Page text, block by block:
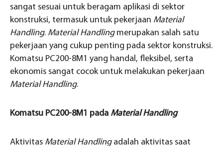
sangat sesuai untuk beragam aplikasi di sektor
konstruksi, termasuk untuk pekerjaan Material
Handling. Material Handling merupakan salah satu
pekerjaan yang cukup penting pada sektor konstruksi.
Komatsu PC200-8M1 yang handal, fleksibel, serta
ekonomis sangat cocok untuk melakukan pekerjaan
Material Handling.
Komatsu PC200-8M1 pada Material Handling
Aktivitas Material Handlingadalah aktivitas saat